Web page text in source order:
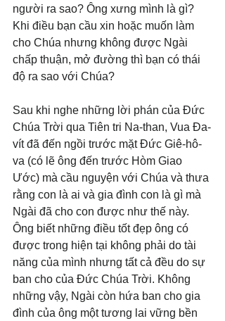
người ra sao? Ông xưng mình là gì?
Khi điều bạn cầu xin hoặc muốn làm
cho Chúa nhưng không được Ngài
chấp thuận, mở đường thì bạn có thái
độ ra sao với Chúa?
Sau khi nghe những lời phán của Đức
Chúa Trời qua Tiên tri Na-than, Vua Đa-
vít đã đến ngồi trước mặt Đức Giê-hô-
va (có lẽ ông đến trước Hòm Giao
Ước) mà cầu nguyện với Chúa và thưa
rằng con là ai và gia đình con là gì mà
Ngài đã cho con được như thế này.
Ông biết những điều tốt đẹp ông có
được trong hiện tại không phải do tài
năng của mình nhưng tất cả đều do sự
ban cho của Đức Chúa Trời. Không
những vậy, Ngài còn hứa ban cho gia
đình của ông một tương lai vững bền